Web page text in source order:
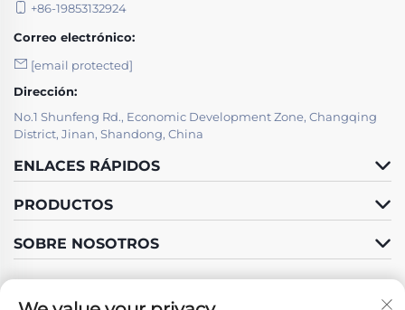
+86-19853132924
Correo electrónico:
[email protected]
Dirección:
No.1 Shunfeng Rd., Economic Development Zone, Changqing
District, Jinan, Shandong, China
ENLACES RÁPIDOS
PRODUCTOS
SOBRE NOSOTROS